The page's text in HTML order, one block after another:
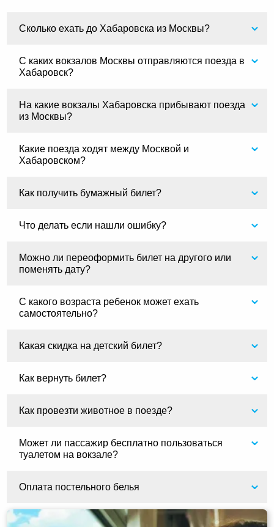
Сколько ехать до Хабаровска из Москвы?
С каких вокзалов Москвы отправляются поезда в
Хабаровск?
На какие вокзалы Хабаровска прибывают поезда
из Москвы?
Какие поезда ходят между Москвой и
Хабаровском?
Как получить бумажный билет?
Что делать если нашли ошибку?
Можно ли переоформить билет на другого или
поменять дату?
С какого возраста ребенок может ехать
самостоятельно?
Какая скидка на детский билет?
Как вернуть билет?
Как провезти животное в поезде?
Может ли пассажир бесплатно пользоваться
туалетом на вокзале?
Оплата постельного белья